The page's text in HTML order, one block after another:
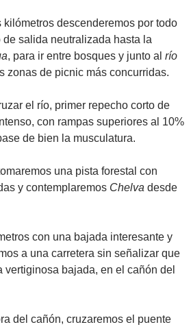
kilómetros descenderemos por todo
de salida neutralizada hasta la
, para ir entre bosques y junto al río
zonas de picnic más concurridas.
el río, primer repecho corto de
con rampas superiores al 10%
de bien la musculatura.
una pista forestal con
y contemplaremos Chelva desde
con una bajada interesante y
a una carretera sin señalizar que
vertiginosa bajada, en el cañón del
del cañón, cruzaremos el puente